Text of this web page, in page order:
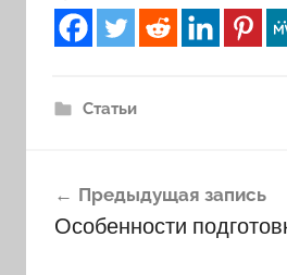
Статьи
по
Предыдущая запись
Особенности